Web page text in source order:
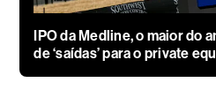
IPO da Medline, o maior do
de ‘saídas’ para o private